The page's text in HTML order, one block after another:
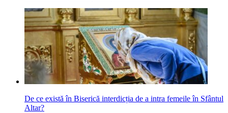
De ce există în Biserică interdicția de a intra femeile în Sfântul
Altar?